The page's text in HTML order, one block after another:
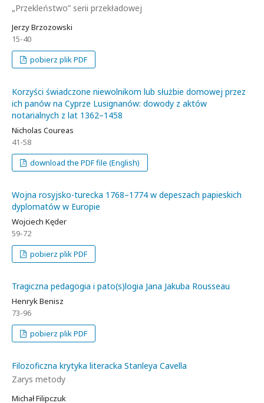
„Przekleństwo” serii przekładowej
Jerzy Brzozowski
15-40
pobierz plik PDF
Korzyści świadczone niewolnikom lub służbie domowej przez
ich panów na Cyprze Lusignanów: dowody z aktów
notarialnych z lat 1362–1458
Nicholas Coureas
41-58
download the PDF file (English)
Wojna rosyjsko-turecka 1768–1774 w depeszach papieskich
dyplomatów w Europie
Wojciech Kęder
59-72
pobierz plik PDF
Tragiczna pedagogia i pato(s)logia Jana Jakuba Rousseau
Henryk Benisz
73-96
pobierz plik PDF
Filozoficzna krytyka literacka Stanleya Cavella
Zarys metody
Michał Filipczuk